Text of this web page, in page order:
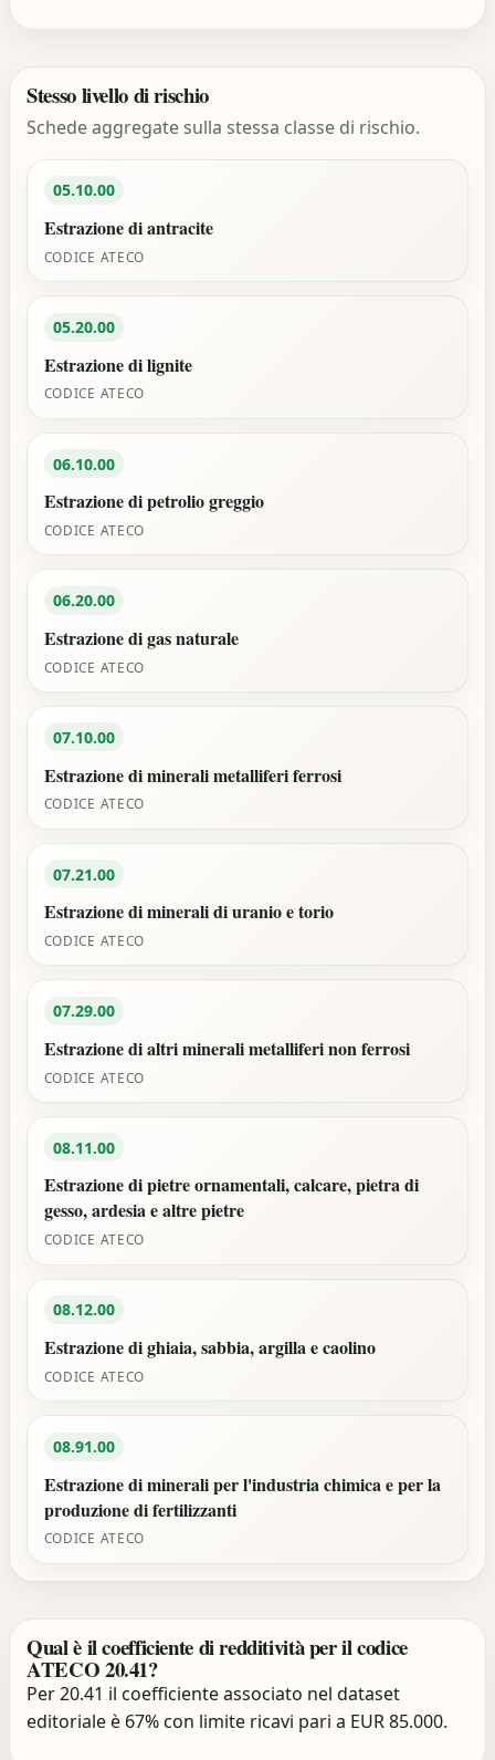
Stesso livello di rischio
Schede aggregate sulla stessa classe di rischio.
05.10.00
Estrazione di antracite
CODICE ATECO
05.20.00
Estrazione di lignite
CODICE ATECO
06.10.00
Estrazione di petrolio greggio
CODICE ATECO
06.20.00
Estrazione di gas naturale
CODICE ATECO
07.10.00
Estrazione di minerali metalliferi ferrosi
CODICE ATECO
07.21.00
Estrazione di minerali di uranio e torio
CODICE ATECO
07.29.00
Estrazione di altri minerali metalliferi non ferrosi
CODICE ATECO
08.11.00
Estrazione di pietre ornamentali, calcare, pietra di
gesso, ardesia e altre pietre
CODICE ATECO
08.12.00
Estrazione di ghiaia, sabbia, argilla e caolino
CODICE ATECO
08.91.00
Estrazione di minerali per l'industria chimica e per la
produzione di fertilizzanti
CODICE ATECO
Qual è il coefficiente di redditività per il codice
ATECO 20.41?
Per 20.41 il coefficiente associato nel dataset
editoriale è 67% con limite ricavi pari a EUR 85.000.